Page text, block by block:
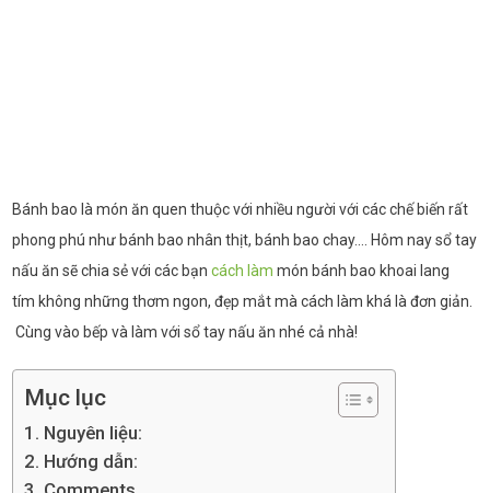
Bánh bao là món ăn quen thuộc với nhiều người với các chế biến rất
phong phú như bánh bao nhân thịt, bánh bao chay…. Hôm nay sổ tay
nấu ăn sẽ chia sẻ với các bạncách làm món bánh bao khoai lang
tím không những thơm ngon, đẹp mắt mà cách làm khá là đơn giản.
Cùng vào bếp và làm với sổ tay nấu ăn nhé cả nhà!
Mục lục
Nguyên liệu:
Hướng dẫn: